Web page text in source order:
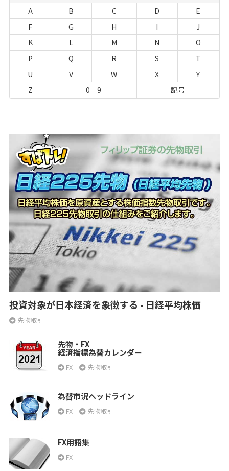
A B C D
E
F
G H I
J
K
L M N
O
P
Q R S
T
U
V W X
Y
Z
0－9 記号
投資対象が日本経済を象徴する - 日経平均株価
先物取引
先物・FX
経済指標為替カレンダー
FX 先物取引
為替市況ヘッドライン
FX 先物取引
FX用語集
FX